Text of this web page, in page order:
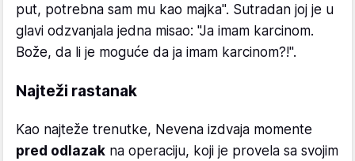
put, potrebna sam mu kao majka". Sutradan joj je u
glavi odzvanjala jedna misao: "Ja imam karcinom.
Bože, da li je moguće da ja imam karcinom?!".
Najteži rastanak
Kao najteže trenutke, Nevena izdvaja momente
pred odlazak na operaciju, koji je provela sa svojim